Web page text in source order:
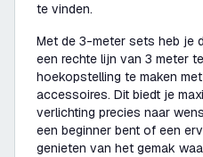
te vinden.
Met de 3-meter sets heb je
een rechte lijn van 3 meter
hoekopstelling te maken
accessoires. Dit biedt je
verlichting precies naar
een beginner bent of een
genieten van het gemak